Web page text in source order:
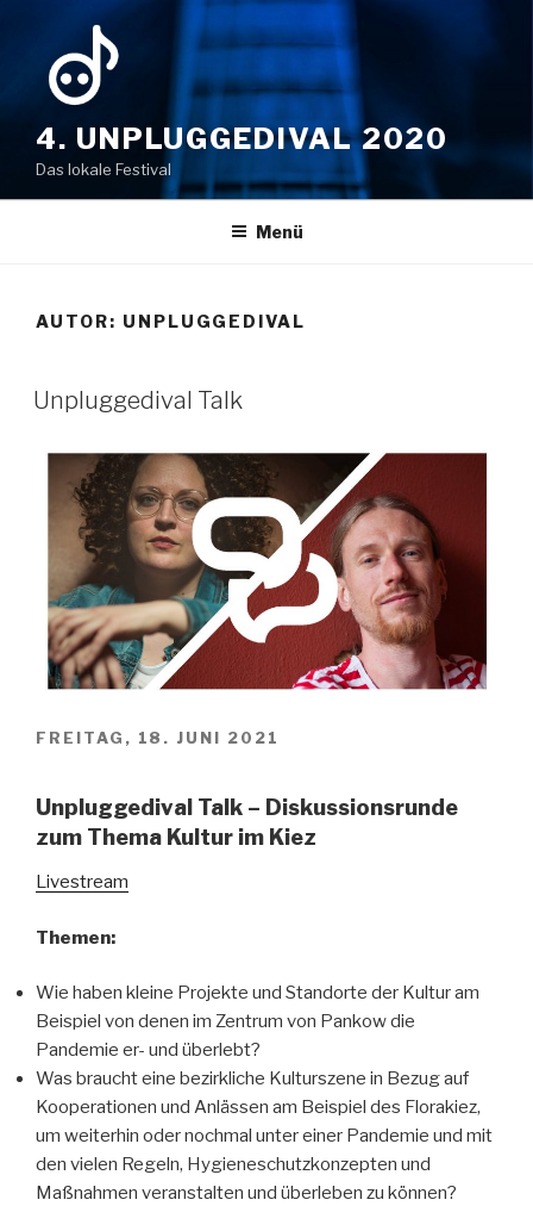
springen
4. UNPLUGGEDIVAL 2020
Das lokale Festival
Menü
AUTOR: UNPLUGGEDIVAL
VERÖFFENTLICHT
AM
Unpluggedival Talk
FREITAG, 18. JUNI 2021
Unpluggedival Talk – Diskussionsrunde
zum Thema Kultur im Kiez
Livestream
Themen:
Wie haben kleine Projekte und Standorte der Kultur am
Beispiel von denen im Zentrum von Pankow die
Pandemie er- und überlebt?
Was braucht eine bezirkliche Kulturszene in Bezug auf
Kooperationen und Anlässen am Beispiel des Florakiez,
um weiterhin oder nochmal unter einer Pandemie und mit
den vielen Regeln, Hygieneschutzkonzepten und
Maßnahmen veranstalten und überleben zu können?